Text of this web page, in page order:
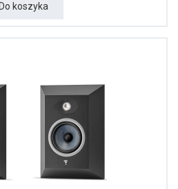
Do koszyka